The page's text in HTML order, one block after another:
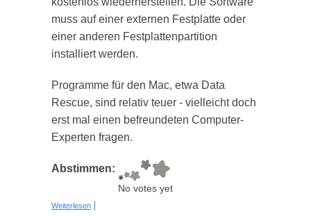
muss auf einer externen Festplatte oder
einer anderen Festplattenpartition
installiert werden.
Programme für den Mac, etwa Data
Rescue, sind relativ teuer - vielleicht doch
erst mal einen befreundeten Computer-
Experten fragen.
Abstimmen:
No votes yet
Weiterlesen über Wie rette ich eine gelöschte Datei?